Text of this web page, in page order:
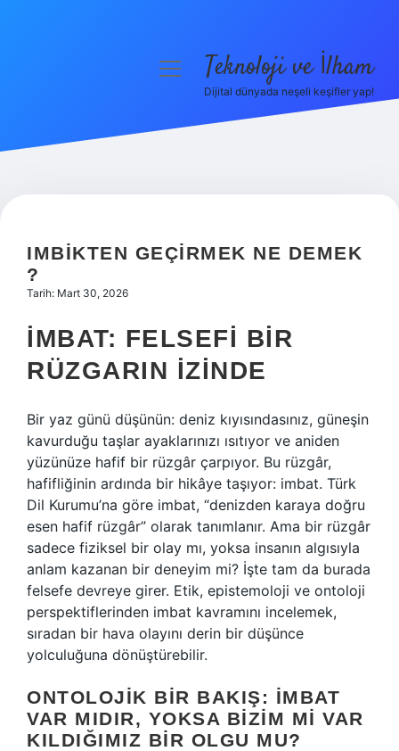
Hakkımızda
menüyüTeknoloji ve İlham
Dijital dünyada neşeli keşifler yap!
IMBIKTEN GEÇIRMEK NE DEMEK
?
Tarih: Mart 30, 2026
İMBAT: FELSEFI BIR
RÜZGARIN İZINDE
Bir yaz günü düşünün: deniz kıyısındasınız, güneşin
kavurduğu taşlar ayaklarınızı ısıtıyor ve aniden
yüzünüze hafif bir rüzgâr çarpıyor. Bu rüzgâr,
hafifliğinin ardında bir hikâye taşıyor: imbat. Türk
Dil Kurumu’na göre imbat, “denizden karaya doğru
esen hafif rüzgâr” olarak tanımlanır. Ama bir rüzgâr
sadece fiziksel bir olay mı, yoksa insanın algısıyla
anlam kazanan bir deneyim mi? İşte tam da burada
felsefe devreye girer. Etik, epistemoloji ve ontoloji
perspektiflerinden imbat kavramını incelemek,
sıradan bir hava olayını derin bir düşünce
yolculuğuna dönüştürebilir.
ONTOLOJIK BIR BAKIŞ: İMBAT
VAR MIDIR, YOKSA BIZIM MI VAR
KILDIĞIMIZ BIR OLGU MU?